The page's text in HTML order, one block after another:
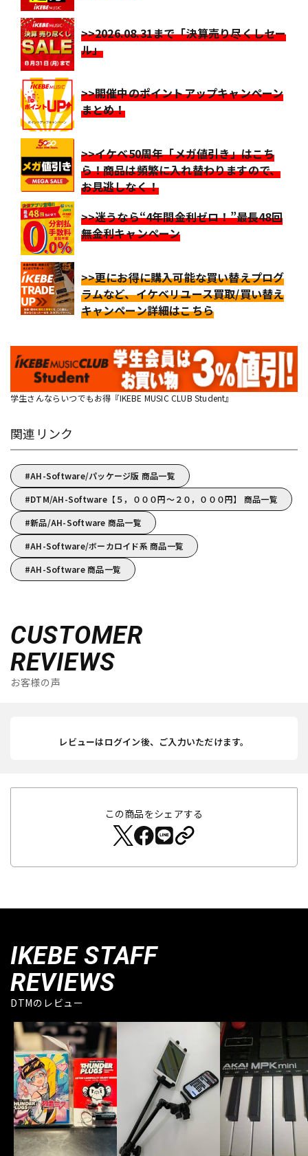
>>2026.08.31まで「決算売り尽くしセー
ル」
>>開催中のポイントアップキャンペーン
まとめ！
>>イケベ50周年「メガ値引き」はこち
ら！商品は頻繁に入れ替わりますので、
お見逃しなく！
>>迷うなら“4年間金利ゼロ！”最長48回
無金利キャンペーン
>>更にお得に購入可能な買い替えプログ
ラムなど、イケベリユース買取/買い替え
キャンペーン詳細はこちら
学生さんならいつでもお得『IKEBE MUSIC CLUB Student』
関連リンク
AH-Software/パッケージ版 商品一覧
DTM/AH-Software【５，０００円～２０，０００円】 商品一覧
新品/AH-Software 商品一覧
AH-Software/ボーカロイド系 商品一覧
AH-Software 商品一覧
CUSTOMER
REVIEWS
お客様の声
レビューはログイン後、ご入力いただけます。
この商品をシェアする
IKEBE STAFF
REVIEWS
DTMのレビュー